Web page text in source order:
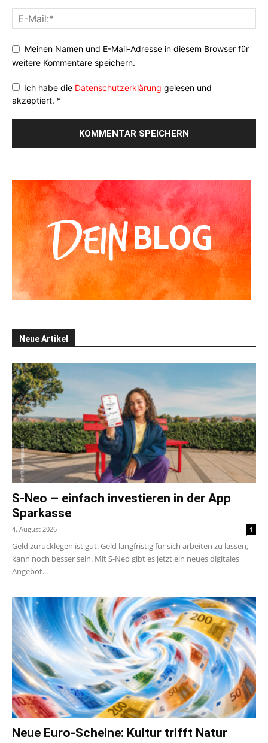
Meinen Namen und E-Mail-Adresse in diesem Browser für
weitere Kommentare speichern.
Ich habe die Datenschutzerklärung gelesen und
akzeptiert. *
Neue Artikel
S-Neo – einfach investieren in der App
Sparkasse
4. August 2026 1
Geld zurücklegen ist gut. Geld langfristig für sich arbeiten zu lassen,
kann noch besser sein. Mit S-Neo gibt es jetzt ein neues digitales
Angebot...
Neue Euro-Scheine: Kultur trifft Natur